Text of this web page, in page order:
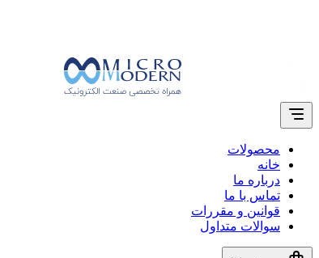
محصولات
خانه
درباره ما
تماس با ما
قوانین و مقررات
سوالات متداول